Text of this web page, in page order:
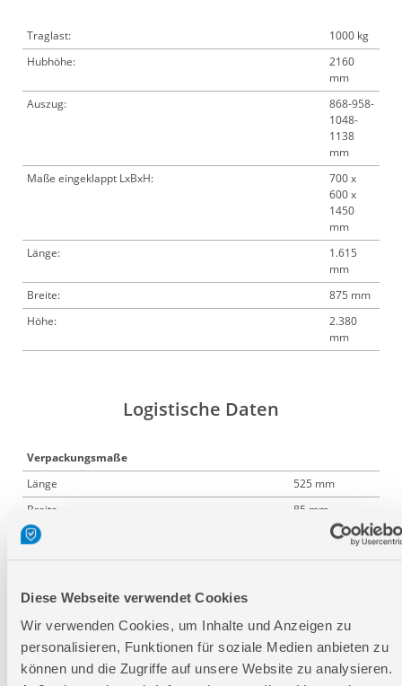
Diese Webseite verwendet Cookies
Wir verwenden Cookies, um Inhalte und Anzeigen zu
personalisieren, Funktionen für soziale Medien anbieten zu
können und die Zugriffe auf unsere Website zu analysieren.
Traglast:
1000 kg
Hubhöhe:
2160
mm
Auszug:
868-958-
1048-
1138
mm
Maße eingeklappt LxBxH:
700 x
600 x
1450
mm
Länge:
1.615
mm
Breite:
875 mm
Höhe:
2.380
mm
Logistische Daten
Verpackungsmaße
Länge
525 mm
Breite
85 mm
Höhe
730 mm
4015671576156
Artikelnummer:
24363